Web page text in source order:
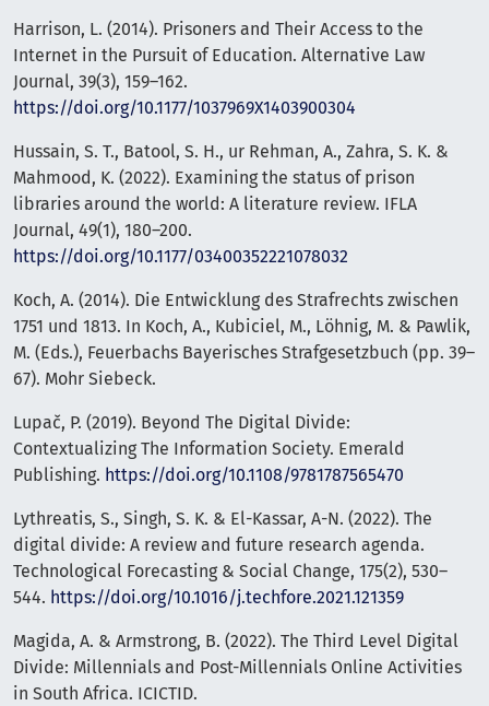
Harrison, L. (2014). Prisoners and Their Access to the
Internet in the Pursuit of Education. Alternative Law
Journal, 39(3), 159–162.
https://doi.org/10.1177/1037969X1403900304
Hussain, S. T., Batool, S. H., ur Rehman, A., Zahra, S. K. &
Mahmood, K. (2022). Examining the status of prison
libraries around the world: A literature review. IFLA
Journal, 49(1), 180–200.
https://doi.org/10.1177/03400352221078032
Koch, A. (2014). Die Entwicklung des Strafrechts zwischen
1751 und 1813. In Koch, A., Kubiciel, M., Löhnig, M. & Pawlik,
M. (Eds.), Feuerbachs Bayerisches Strafgesetzbuch (pp. 39–
67). Mohr Siebeck.
Lupač, P. (2019). Beyond The Digital Divide:
Contextualizing The Information Society. Emerald
Publishing. https://doi.org/10.1108/9781787565470
Lythreatis, S., Singh, S. K. & El-Kassar, A-N. (2022). The
digital divide: A review and future research agenda.
Technological Forecasting & Social Change, 175(2), 530–
544. https://doi.org/10.1016/j.techfore.2021.121359
Magida, A. & Armstrong, B. (2022). The Third Level Digital
Divide: Millennials and Post-Millennials Online Activities
in South Africa. ICICTID.